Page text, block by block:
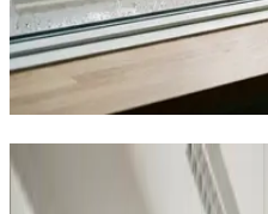
Sådan hjælper vi
Ulstrup